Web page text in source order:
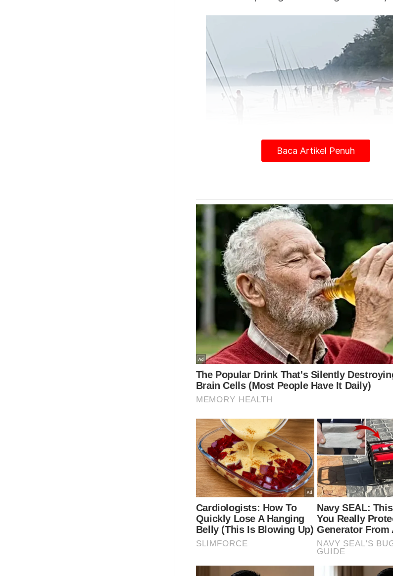
Tempat kedua dimenangi Naziani Nadzir, 46,
menerusi tangkapan ikan todak seberat
yang melayakkannya menerima RM1,000,
Mohd Shawary Naeem Nazeri di tempat
selepas menaikkan ikan todak seberat
membawa pulang RM500.
Hadiah kepada pemenang disampaikan
Mukim Penor, Mohd Fuad Ahmad.
Turut hadir, Presiden West Coast Surfcaster
Yusuf Harun yang juga penganjur
Artikel Berkaitan:
Limpahan ekonomi ke Pantai Timur
Pertandingan memancing RM1 juta: Halal atau
Malaysia East Coast Trade and Entrepreneur
2026 langkah strategik perkasa komuniti
Pantai Timur
Baca Artikel Penuh